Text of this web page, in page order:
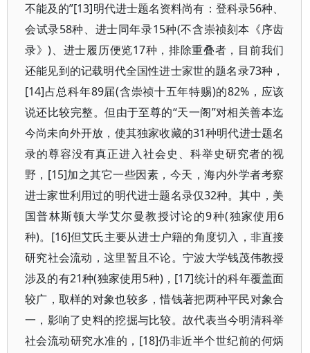
不能及的”[13]明代进士题名资料尚有：登科录56种、
会试录58种、进士同年录15种(不含崇祯刻本《序齿
录》)、进士履历便览17种，排除重叠者，目前我们
还能见到的记载明代全国性进士家世的题名录73种，
[14]占总科年89届(含崇祯十五年特赐)的82%，应该
说还比较完整。但由于至尊的“天一阁”对相关善本迄
今尚未向外开放，使其独家收藏的31种明代进士题名
录的尊容没有真正进入社会史、科举史研究者的视
野，[15]加之其它一些因素，今天，海内外学者考察
进士家世利用过的明代进士题名录仅32种。其中，美
国普林斯顿大学艾尔曼教授讨论的9种(独家使用6
种)。[16]但艾氏主要从进士户籍的角度切入，非直接
研究社会流动，这里暂且不论。宁波大学钱茂伟教授
涉及的有21种(独家使用5种)，[17]统计的科年覆盖面
较广，取样的对象也较多，惜钱著把两种平民对象合
一，影响了史料的挖掘与比较。故代表当今明清科举
社会流动研究水准的，[18]仍非近半个世纪前的何炳